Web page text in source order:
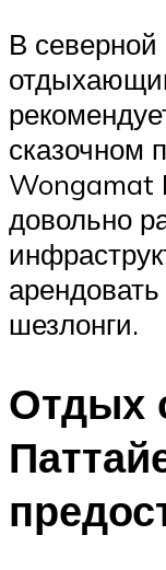
В
сказочном
Wongamat
довольно
шезлонги.
Отдых